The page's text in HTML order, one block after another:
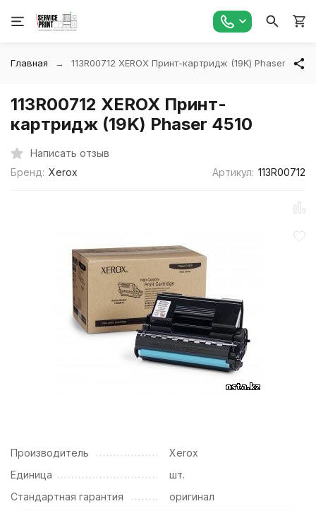
Главная 113R00712 XEROX Принт-картридж (19K) Phaser 4510
113R00712 XEROX Принт-
картридж (19K) Phaser 4510
Написать отзыв
Бренд: Xerox Артикул: 113R00712
Производитель
Xerox
Единица
шт.
Стандартная гарантия
оригинал